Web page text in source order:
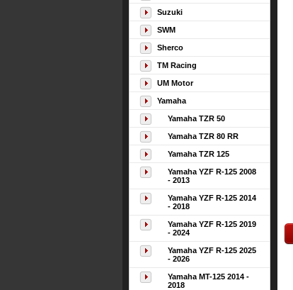
Suzuki
SWM
Sherco
TM Racing
UM Motor
Yamaha
Yamaha TZR 50
Yamaha TZR 80 RR
Yamaha TZR 125
Yamaha YZF R-125 2008
- 2013
Yamaha YZF R-125 2014
- 2018
Yamaha YZF R-125 2019
- 2024
Yamaha YZF R-125 2025
- 2026
Yamaha MT-125 2014 -
2018